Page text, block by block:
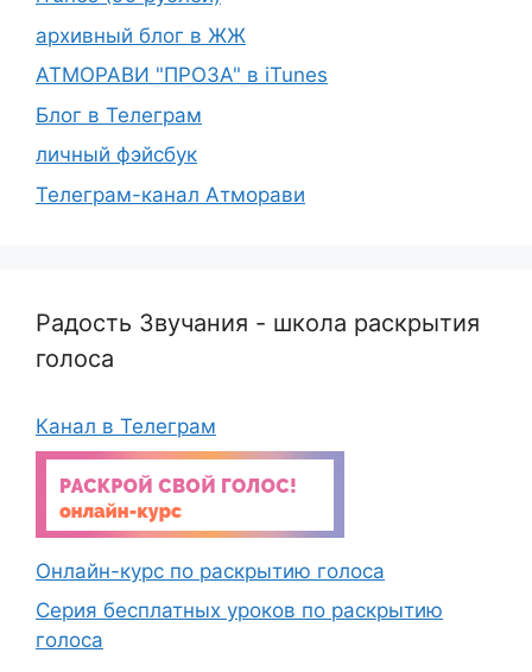
архивный блог в ЖЖ
АТМОРАВИ "ПРОЗА" в iTunes
Блог в Телеграм
личный фэйсбук
Телеграм-канал Атморави
Радость Звучания - школа раскрытия
голоса
Канал в Телеграм
Онлайн-курс по раскрытию голоса
Серия бесплатных уроков по раскрытию
голоса